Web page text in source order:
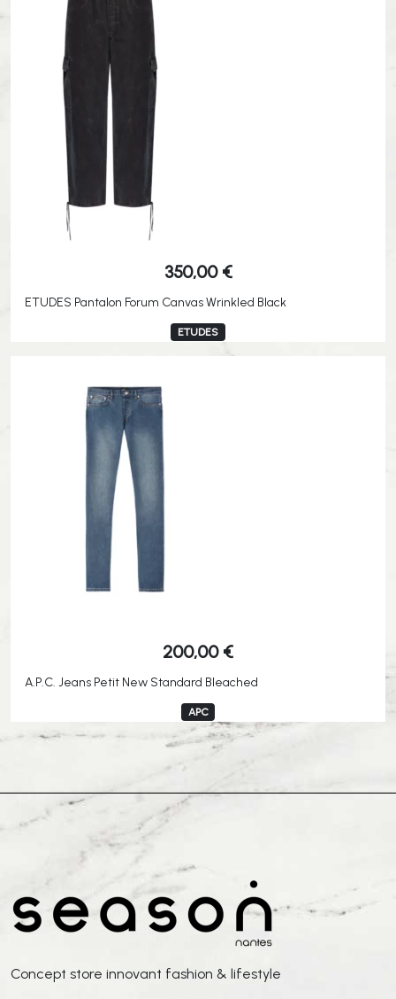
350,00 €
ETUDES Pantalon Forum Canvas Wrinkled Black
ETUDES
200,00 €
A.P.C. Jeans Petit New Standard Bleached
APC
Concept store innovant fashion & lifestyle